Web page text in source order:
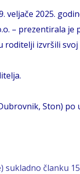
2025.
– prezentirala
roditelji izvršili svoj
Ston) po
članku